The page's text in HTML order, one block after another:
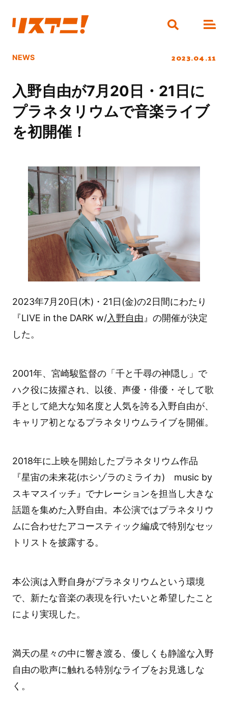
NEWS 2023.04.11
入野自由が7月20日・21日に
プラネタリウムで音楽ライブ
を初開催！
2023年7月20日(木)・21日(金)の2日間にわたり
『LIVE in the DARK w/入野自由 』の開催が決定
した。
2001年、宮崎駿監督の「千と千尋の神隠し」で
ハク役に抜擢され、以後、声優・俳優・そして歌
手として絶大な知名度と人気を誇る入野自由が、
キャリア初となるプラネタリウムライブを開催。
2018年に上映を開始したプラネタリウム作品
『星宙の未来花(ホシゾラのミライカ) music by
スキマスイッチ』でナレーションを担当し大きな
話題を集めた入野自由。本公演ではプラネタリウ
ムに合わせたアコースティック編成で特別なセッ
トリストを披露する。
本公演は入野自身がプラネタリウムという環境
で、新たな音楽の表現を行いたいと希望したこと
により実現した。
満天の星々の中に響き渡る、優しくも静謐な入野
自由の歌声に触れる特別なライブをお見逃しな
く。